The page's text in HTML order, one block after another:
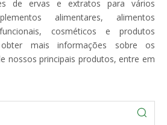
de ervas e extratos para vários
alimentares, alimentos
cosméticos e produtos
mais informações sobre os
nossos principais produtos, entre em